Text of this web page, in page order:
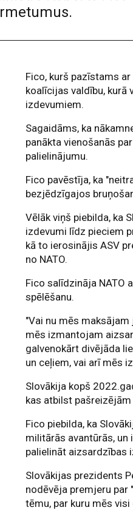
Fico, kurš pazīstams
koalīcijas valdību, kurā
izdevumiem.
Sagaidāms, ka
panākta vienošanās
palielinājumu.
Fico pavēstīja, ka
bezjēdzīgajos
Vēlāk viņš piebilda, ka
izdevumi līdz pieciem
kā to ierosinājis ASV
no NATO.
Fico salīdzināja NATO
spēlēšanu.
"Vai nu mēs
mēs izmantojam
galvenokārt divējāda
un ceļiem, vai arī mēs
Slovākija kopš
kas atbilst pašreizējām
Fico piebilda, ka
militārās avantūrās, un
palielināt aizsardzības
Slovākijas prezidents
nodēvēja premjeru par
tēmu, par kuru mēs